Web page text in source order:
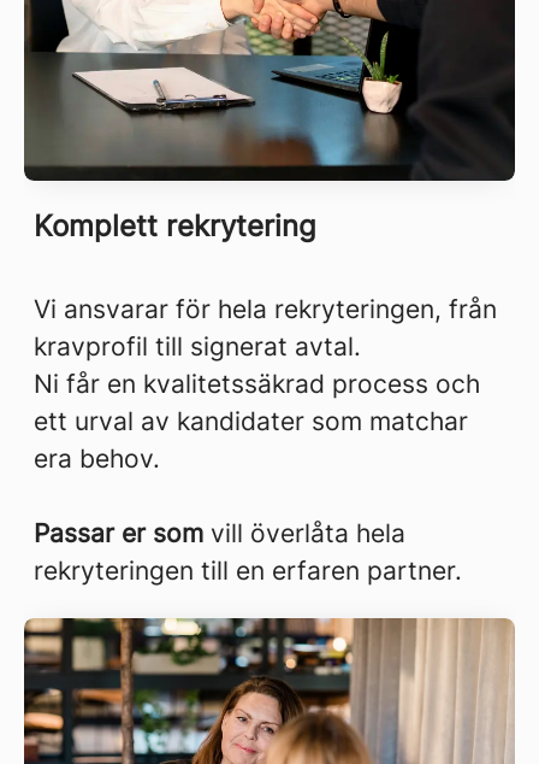
Komplett rekrytering
Vi ansvarar för hela rekryteringen, från
kravprofil till signerat avtal.
Ni får en kvalitetssäkrad process och
ett urval av kandidater som matchar
era behov.
Passar er som vill överlåta hela
rekryteringen till en erfaren partner.